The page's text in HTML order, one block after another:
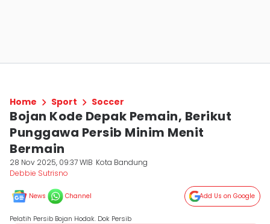
Home Sport Soccer
Bojan Kode Depak Pemain, Berikut
Punggawa Persib Minim Menit
Bermain
28 Nov 2025, 09:37 WIB Kota Bandung
Debbie Sutrisno
News Channel Add Us on Google
Pelatih Persib Bojan Hodak. Dok Persib